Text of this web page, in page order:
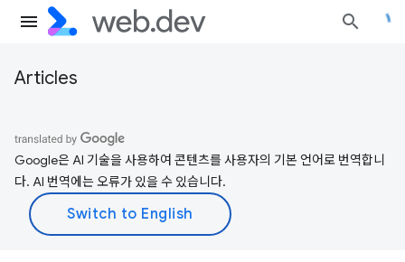
Articles
Google은 AI 기술을 사용하여 콘텐츠를 사용자의 기본 언어로 번역합니
다. AI 번역에는 오류가 있을 수 있습니다.